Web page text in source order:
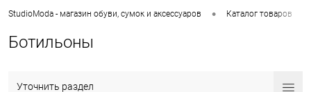
StudioModa - магазин обуви, сумок и аксессуаров • Каталог товаров
Ботильоны
Уточнить раздел